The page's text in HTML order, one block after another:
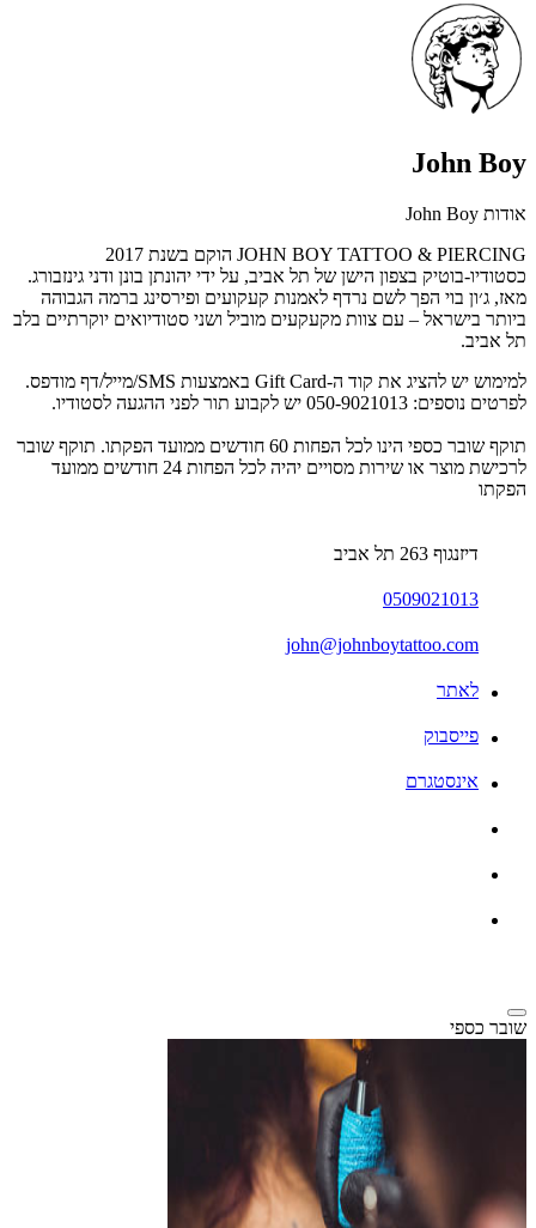
John Boy
אודות John Boy
JOHN BOY TATTOO & PIERCING הוקם בשנת 2017
כסטודיו-בוטיק בצפון הישן של תל אביב, על ידי יהונתן בונן ודני גינזבורג.
מאז, ג׳ון בוי הפך לשם נרדף לאמנות קעקועים ופירסינג ברמה הגבוהה
ביותר בישראל – עם צוות מקעקעים מוביל ושני סטודיואים יוקרתיים בלב
תל אביב.
למימוש יש להציג את קוד ה-Gift Card באמצעות SMS/מייל/דף מודפס.
לפרטים נוספים: 050-9021013 יש לקבוע תור לפני ההגעה לסטודיו.
תוקף שובר כספי הינו לכל הפחות 60 חודשים ממועד הפקתו. תוקף שובר
לרכישת מוצר או שירות מסויים יהיה לכל הפחות 24 חודשים ממועד
הפקתו
דיזנגוף 263 תל אביב
0509021013
john@johnboytattoo.com
לאתר
פייסבוק
אינסטגרם
שובר כספי